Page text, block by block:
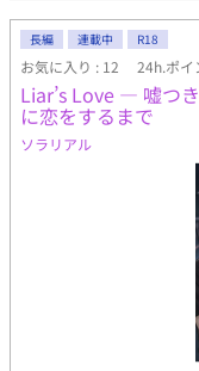
るだろう」の作中に登
味を持って頂けたら、
しいです！
長編 連載中 R18
お気に入り : 12 24h.ポイ
Liar’s Love ― 嘘つ
に恋をするまで
ソラリアル